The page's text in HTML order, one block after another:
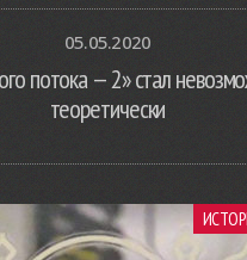
05.05.2020
потока — 2» стал
теоретически